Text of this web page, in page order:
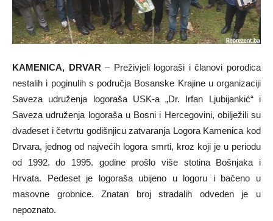
KAMENICA, DRVAR– Preživjeli logoraši i članovi porodica
nestalih i poginulih s područja Bosanske Krajine u organizaciji
Saveza udruženja logoraša USK-a „Dr. Irfan Ljubijankić“ i
Saveza udruženja logoraša u Bosni i Hercegovini, obilježili su
dvadeset i četvrtu godišnjicu zatvaranja Logora Kamenica kod
Drvara, jednog od najvećih logora smrti, kroz koji je u periodu
od 1992. do 1995. godine prošlo više stotina Bošnjaka i
Hrvata. Pedeset je logoraša ubijeno u logoru i bačeno u
masovne grobnice. Znatan broj stradalih odveden je u
nepoznato.